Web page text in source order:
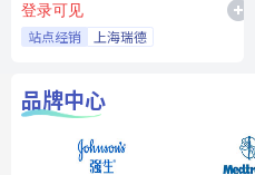
Incorporated
登录可见
站点经销 上海瑞德
品牌中心